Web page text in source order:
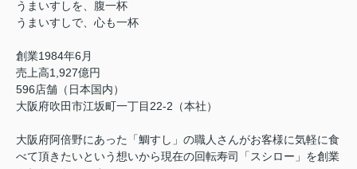
うまいすしを、腹一杯
うまいすしで、心も一杯
創業1984年6月
売上高1,927億円
596店舗（日本国内）
大阪府吹田市江坂町一丁目22-2（本社）
大阪府阿倍野にあった「鯛すし」の職人さんがお客様に気軽に食
べて頂きたいという想いから現在の回転寿司「スシロー」を創業